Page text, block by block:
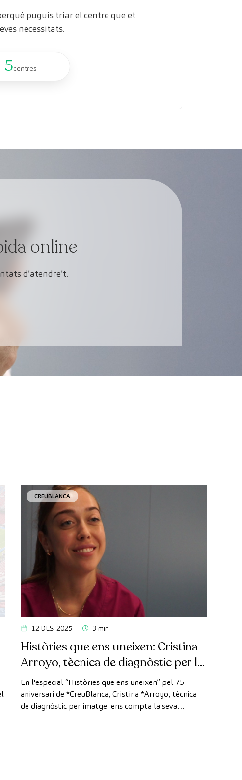
puguis triar el centre que et
necessitats.
5centres
online
d’atendre’t.
CREUBLANCA
12 DES. 2025 3 min
Històries que ens uneixen: Cristina
Arroyo, tècnica de diagnòstic per la
imatge
En l'especial “Històries que ens uneixen” pel 75
aniversari de *CreuBlanca, Cristina *Arroyo, tècnica
de diagnòstic per imatge, ens compta la seva